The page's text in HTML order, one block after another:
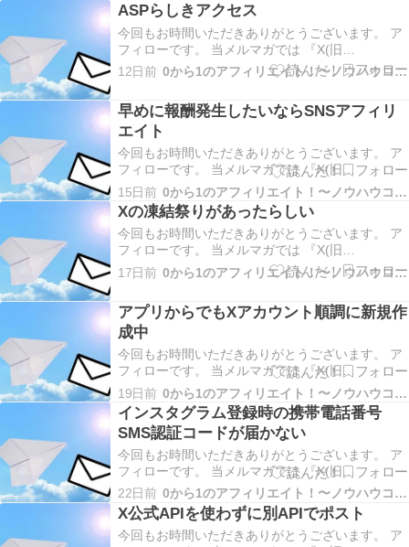
ンになった についてお伝えします。 少…
ASPらしきアクセス
今回もお時間いただきありがとうございます。 ア
フィローです。 当メルマガでは 『X(旧
Twitter)×VODブログを活用したアフィリエイト』
についてだったり やった事、起きた事、考えた事
セス についてお伝えします。 土日も…
12日前 0から1のアフィリエイト！〜ノウハウコレクター脱出〜
早めに報酬発生したいならSNSアフィリ
エイト
今回もお時間いただきありがとうございます。 ア
フィローです。 当メルマガでは 『X(旧
Twitter)×VODブログを活用したアフィリエイト』
についてだったり やった事、起きた事、考えた事
などお伝えしていきます！ 今回は 早めに報酬発生
したいならSNSアフィリエイト につい…
15日前 0から1のアフィリエイト！〜ノウハウコレクター脱出〜
Xの凍結祭りがあったらしい
今回もお時間いただきありがとうございます。 ア
フィローです。 当メルマガでは 『X(旧
Twitter)×VODブログを活用したアフィリエイト』
についてだったり やった事、起きた事、考えた事
あったらしい についてお伝えします。 …
17日前 0から1のアフィリエイト！〜ノウハウコレクター脱出〜
アプリからでもXアカウント順調に新規作
成中
今回もお時間いただきありがとうございます。 ア
フィローです。 当メルマガでは 『X(旧
Twitter)×VODブログを活用したアフィリエイト』
についてだったり やった事、起きた事、考えた事
などお伝えしていきます！ 今回は アプリからでも
Xアカウント順調に新規作成中 について…
19日前 0から1のアフィリエイト！〜ノウハウコレクター脱出〜
インスタグラム登録時の携帯電話番号
SMS認証コードが届かない
今回もお時間いただきありがとうございます。 ア
フィローです。 当メルマガでは 『X(旧
Twitter)×VODブログを活用したアフィリエイト』
についてだったり やった事、起きた事、考えた事
などお伝えしていきます！ 今回は インスタグラム
登録時の携帯電話番号SMS認証コードが…
22日前 0から1のアフィリエイト！〜ノウハウコレクター脱出〜
X公式APIを使わずに別APIでポスト
今回もお時間いただきありがとうございます。 ア